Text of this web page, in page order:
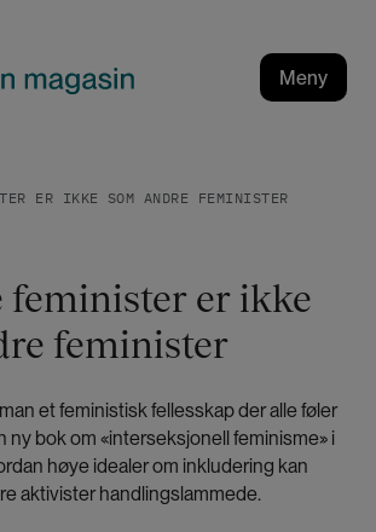
Meny
ER IKKE SOM ANDRE FEMINISTER
feminister er ikke
feminister
et feministisk fellesskap der alle føler
ny bok om «interseksjonell feminisme» i
høye idealer om inkludering kan
aktivister handlingslammede.